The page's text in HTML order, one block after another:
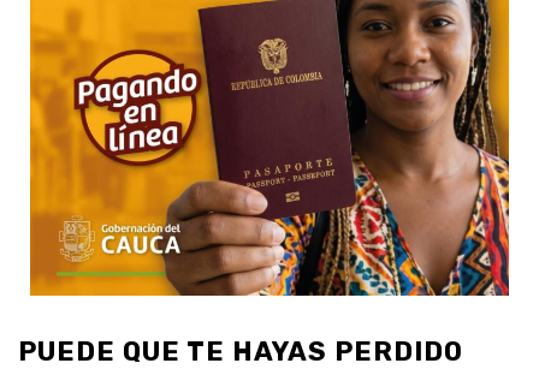
PUEDE QUE TE HAYAS PERDIDO